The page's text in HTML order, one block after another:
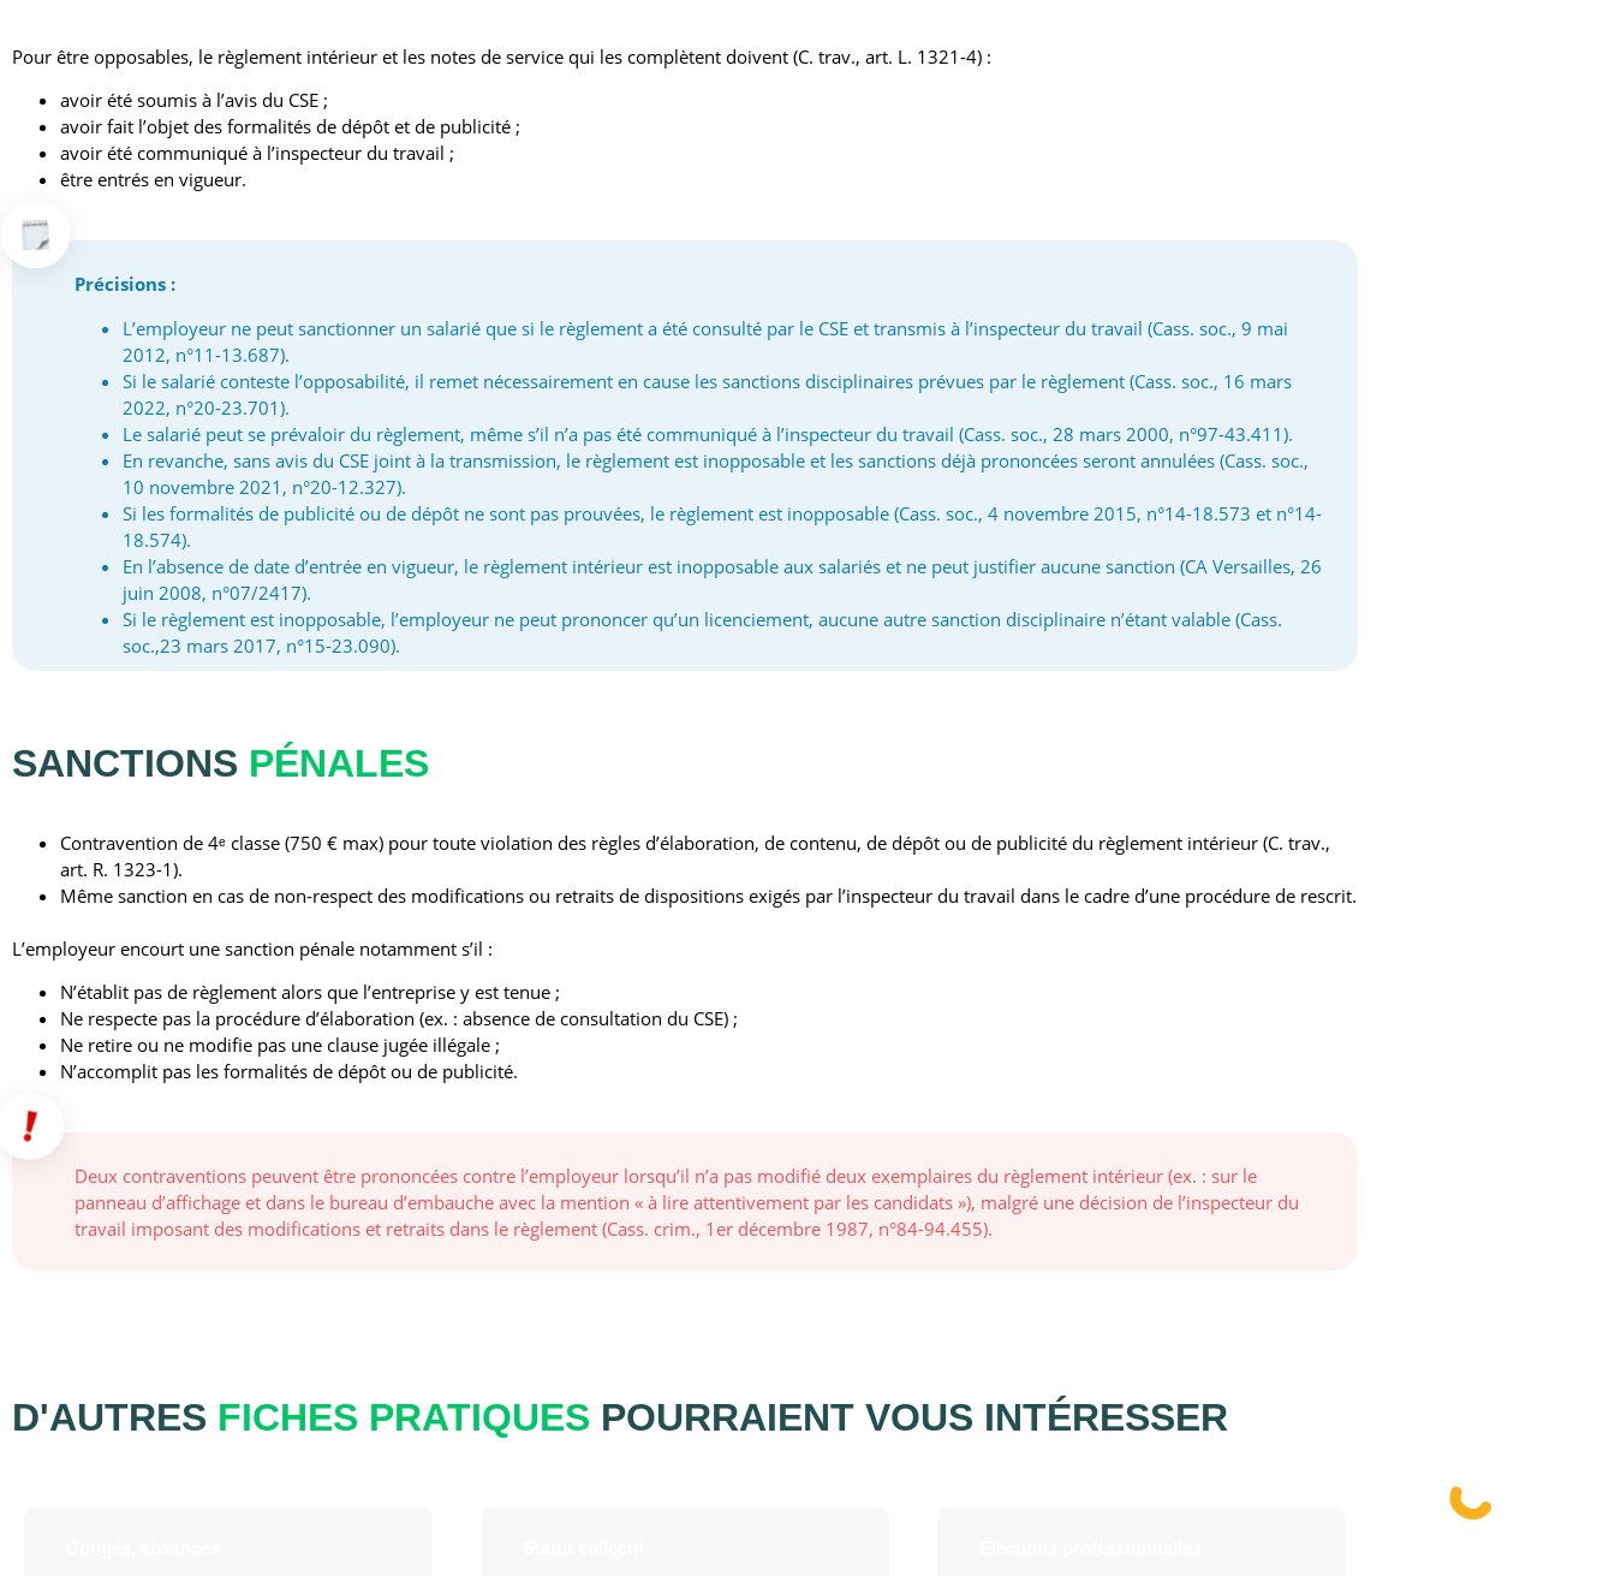
Pour être opposables, le règlement intérieur et les notes de service qui les complètent doivent (C. trav., art. L. 1321-4) :
avoir été soumis à l’avis du CSE ;
avoir fait l’objet des formalités de dépôt et de publicité ;
avoir été communiqué à l’inspecteur du travail ;
être entrés en vigueur.
Précisions :
L’employeur ne peut sanctionner un salarié que si le règlement a été consulté par le CSE et transmis à l’inspecteur du travail (Cass. soc., 9 mai
2012, n°11-13.687).
Si le salarié conteste l’opposabilité, il remet nécessairement en cause les sanctions disciplinaires prévues par le règlement (Cass. soc., 16 mars
2022, n°20-23.701).
Le salarié peut se prévaloir du règlement, même s’il n’a pas été communiqué à l’inspecteur du travail (Cass. soc., 28 mars 2000, n°97-43.411).
En revanche, sans avis du CSE joint à la transmission, le règlement est inopposable et les sanctions déjà prononcées seront annulées (Cass. soc.,
10 novembre 2021, n°20-12.327).
Si les formalités de publicité ou de dépôt ne sont pas prouvées, le règlement est inopposable (Cass. soc., 4 novembre 2015, n°14-18.573 et n°14-
18.574).
En l’absence de date d’entrée en vigueur, le règlement intérieur est inopposable aux salariés et ne peut justifier aucune sanction (CA Versailles, 26
juin 2008, n°07/2417).
Si le règlement est inopposable, l’employeur ne peut prononcer qu’un licenciement, aucune autre sanction disciplinaire n’étant valable (Cass.
soc.,23 mars 2017, n°15-23.090).
SANCTIONS PÉNALES
Contravention de 4ᵉ classe (750 € max) pour toute violation des règles d’élaboration, de contenu, de dépôt ou de publicité du règlement intérieur (C. trav.,
art. R. 1323-1).
Même sanction en cas de non-respect des modifications ou retraits de dispositions exigés par l’inspecteur du travail dans le cadre d’une procédure de rescrit.
L’employeur encourt une sanction pénale notamment s’il :
N’établit pas de règlement alors que l’entreprise y est tenue ;
Ne respecte pas la procédure d’élaboration (ex. : absence de consultation du CSE) ;
Ne retire ou ne modifie pas une clause jugée illégale ;
N’accomplit pas les formalités de dépôt ou de publicité.
Deux contraventions peuvent être prononcées contre l’employeur lorsqu’il n’a pas modifié deux exemplaires du règlement intérieur (ex. : sur le
panneau d’affichage et dans le bureau d’embauche avec la mention « à lire attentivement par les candidats »), malgré une décision de l’inspecteur du
travail imposant des modifications et retraits dans le règlement (Cass. crim., 1er décembre 1987, n°84-94.455).
D'AUTRES FICHES PRATIQUES POURRAIENT VOUS INTÉRESSER